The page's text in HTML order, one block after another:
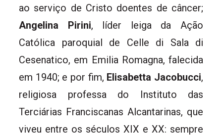
ao serviço de Cristo doentes de câncer;
Angelina Pirini, líder leiga da Ação
Católica paroquial de Celle di Sala di
Cesenatico, em Emilia Romagna, falecida
em 1940; e por fim, Elisabetta Jacobucci,
religiosa professa do Instituto das
Terciárias Franciscanas Alcantarinas, que
viveu entre os séculos XIX e XX: sempre